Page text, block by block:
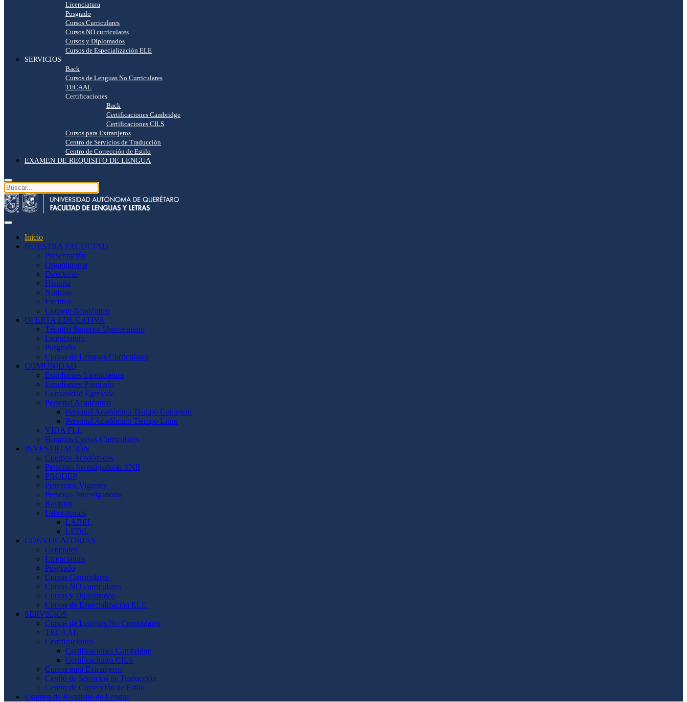
Licenciatura
Posgrado
Cursos Curriculares
Cursos NO curriculares
Cursos y Diplomados
Cursos de Especialización ELE
SERVICIOS
Back
Cursos de Lenguas No Curriculares
TECAAL
Certificaciones
Back
Certificaciones Cambridge
Certificaciones CILS
Cursos para Extranjeros
Centro de Servicios de Traducción
Centro de Corrección de Estilo
EXAMEN DE REQUISITO DE LENGUA
Inicio
NUESTRA FACULTAD
Presentación
Organigrama
Directorio
Historia
Noticias
Eventos
Consejo Académico
OFERTA EDUCATIVA
Técnico Superior Universitario
Licenciatura
Posgrado
Cursos de Lenguas Curriculares
COMUNIDAD
Estudiantes Licenciatura
Estudiantes Posgrado
Comunidad Egresada
Personal Académico
Personal Académico Tiempo Completo
Personal Académico Tiempo Libre
VIDA FLL
Horarios Cursos Curriculares
INVESTIGACIÓN
Cuerpos Académicos
Personas Investigadoras SNII
PRODEP
Proyectos Vigentes
Personas Investigadoras
Revistas
Laboratorios
LABEL
LEDiL
CONVOCATORIAS
Generales
Licenciatura
Posgrado
Cursos Curriculares
Cursos NO curriculares
Cursos y Diplomados
Cursos de Especialización ELE
SERVICIOS
Cursos de Lenguas No Curriculares
TECAAL
Certificaciones
Certificaciones Cambridge
Certificaciones CILS
Cursos para Extranjeros
Centro de Servicios de Traducción
Centro de Corrección de Estilo
Examen de Requisito de Lengua